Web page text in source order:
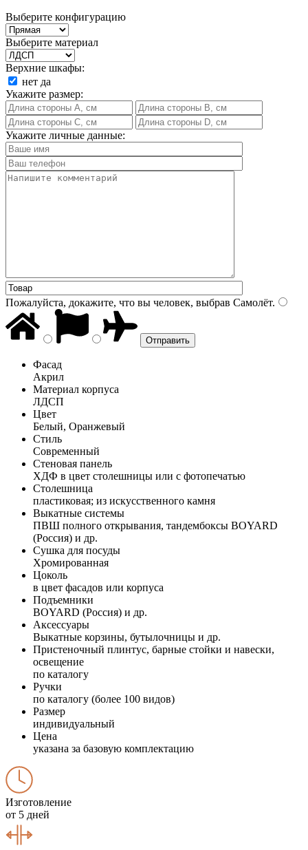
Выберите конфигурацию
Выберите материал
Верхние шкафы:
нет да
Укажите размер:
Укажите личные данные:
Пожалуйста, докажите, что вы человек, выбрав Самолёт.
Фасад
Акрил
Материал корпуса
ЛДСП
Цвет
Белый, Оранжевый
Стиль
Современный
Стеновая панель
ХДФ в цвет столешницы или с фотопечатью
Столешница
пластиковая; из искусственного камня
Выкатные системы
ПВШ полного открывания, тандембоксы BOYARD
(Россия) и др.
Сушка для посуды
Хромированная
Цоколь
в цвет фасадов или корпуса
Подъемники
BOYARD (Россия) и др.
Аксессуары
Выкатные корзины, бутылочницы и др.
Пристеночный плинтус, барные стойки и навески,
освещение
по каталогу
Ручки
по каталогу (более 100 видов)
Размер
индивидуальный
Цена
указана за базовую комплектацию
Изготовление
от 5 дней